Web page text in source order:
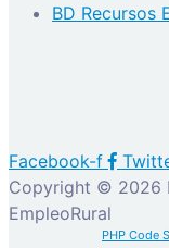
BD Recursos
Facebook-f
Copyright © 2026
EmpleoRural
PHP Code